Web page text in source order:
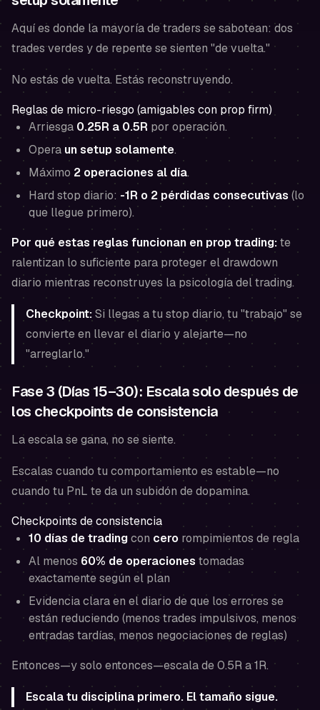
Aquí es donde la mayoría de traders se sabotean: dos
trades verdes y de repente se sienten "de vuelta."
No estás de vuelta. Estás reconstruyendo.
Reglas de micro-riesgo (amigables con prop firm)
Arriesga 0.25R a 0.5R por operación.
Opera un setup solamente.
Máximo 2 operaciones al día.
Hard stop diario: -1R o 2 pérdidas consecutivas (lo
que llegue primero).
Por qué estas reglas funcionan en prop trading:te
ralentizan lo suficiente para proteger el drawdown
diario mientras reconstruyes la psicología del trading.
Checkpoint:Si llegas a tu stop diario, tu "trabajo" se
convierte en llevar el diario y alejarte—no
"arreglarlo."
Fase 3 (Días 15–30): Escala solo después de
los checkpoints de consistencia
La escala se gana, no se siente.
Escalas cuando tu comportamiento es estable—no
cuando tu PnL te da un subidón de dopamina.
Checkpoints de consistencia
10 días de tradingcon cero rompimientos de regla
Al menos 60% de operaciones tomadas
exactamente según el plan
Evidencia clara en el diario de que los errores se
están reduciendo (menos trades impulsivos, menos
entradas tardías, menos negociaciones de reglas)
Entonces—y solo entonces—escala de 0.5R a 1R.
Escala tu disciplina primero. El tamaño sigue.